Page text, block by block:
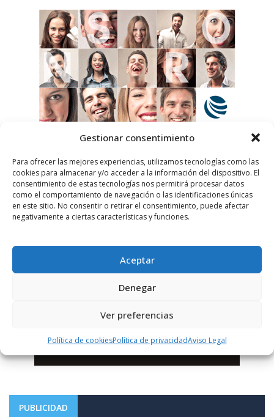
Gestionar consentimiento
Para ofrecer las mejores experiencias, utilizamos tecnologías como las
cookies para almacenar y/o acceder a la información del dispositivo. El
consentimiento de estas tecnologías nos permitirá procesar datos
como el comportamiento de navegación o las identificaciones únicas
en este sitio. No consentir o retirar el consentimiento, puede afectar
negativamente a ciertas características y funciones.
Aceptar
Denegar
Ver preferencias
Política de cookiesPolítica de privacidadAviso Legal
PUBLICIDAD